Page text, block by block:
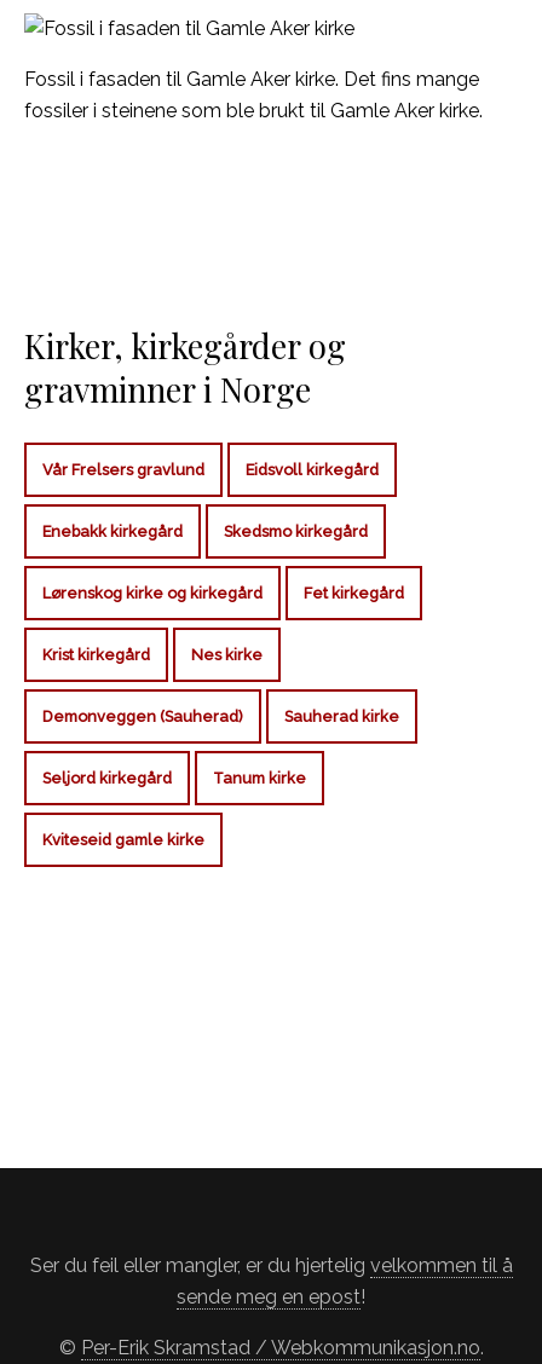
Fossil i fasaden til Gamle Aker kirke. Det fins mange
fossiler i steinene som ble brukt til Gamle Aker kirke.
Kirker, kirkegårder og
gravminner i Norge
Vår Frelsers gravlund Eidsvoll kirkegård
Enebakk kirkegård Skedsmo kirkegård
Lørenskog kirke og kirkegård Fet kirkegård
Krist kirkegård Nes kirke
Demonveggen (Sauherad) Sauherad kirke
Seljord kirkegård Tanum kirke
Kviteseid gamle kirke
Ser du feil eller mangler, er du hjertelig velkommen til å
sende meg en epost!
© Per-Erik Skramstad / Webkommunikasjon.no.